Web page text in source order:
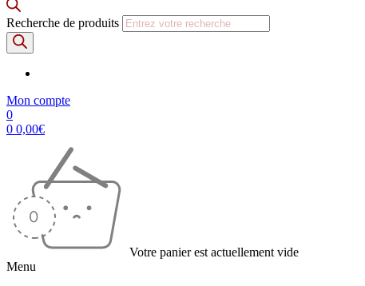
Recherche de produits
Mon compte
0
0 0,00€
Votre panier est actuellement vide
Menu